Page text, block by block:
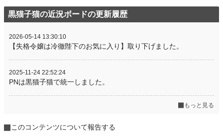
黒猫子猫の近況ボードの更新履歴
2026-05-14 13:30:10
【失格令嬢は冷徹陛下のお気に入り】取り下げました。
2025-11-24 22:52:24
PNは黒猫子猫で統一しました。
もっと見る
このコンテンツについて報告する